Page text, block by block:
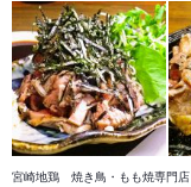
宮崎地鶏 焼き鳥・もも焼専門店